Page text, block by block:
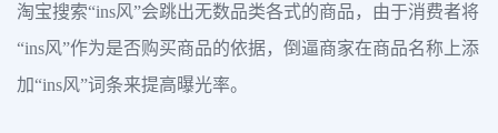
淘宝搜索“ins风”会跳出无数品类各式的商品，由于消费者将
“ins风”作为是否购买商品的依据，倒逼商家在商品名称上添
加“ins风”词条来提高曝光率。